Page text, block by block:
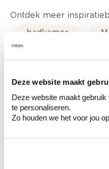
Deze website maakt
Deze website maakt
te personaliseren.
Zo houden we het voor jou
Ontdek meer
badkamer
Krijg kleuradvies